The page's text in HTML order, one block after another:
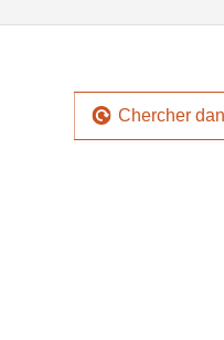
Chercher